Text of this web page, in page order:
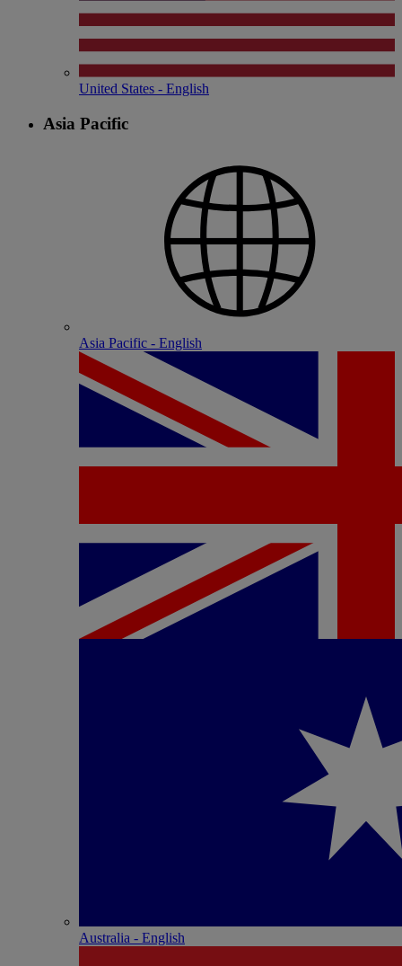
United States - English
Asia Pacific
Asia Pacific - English
Australia - English